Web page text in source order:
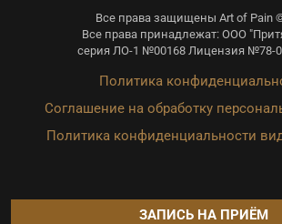
Все права защищены Art of Pain
Все права принадлежат: ООО
серия ЛО-1 №00168 Лицензия №78-
Политика
Соглашение на обработку
Политика конфиденциальности
ЗАПИСЬ НА ПРИЁМ